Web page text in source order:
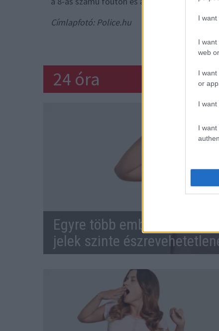
I want
I
web
I
or app.
I want
I
Címlapfotó: Police.hu
24 óra
Egyre több embernél
jelek szinte